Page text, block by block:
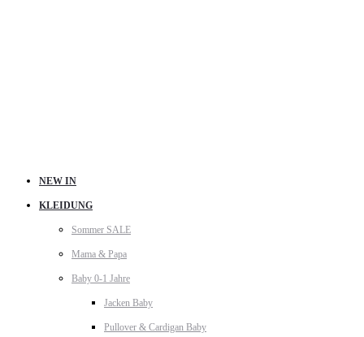
NEW IN
KLEIDUNG
Sommer SALE
Mama & Papa
Baby 0-1 Jahre
Jacken Baby
Pullover & Cardigan Baby